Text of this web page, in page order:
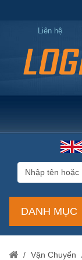
Liên hệ
DANH MỤC
/ Vận Chuyển